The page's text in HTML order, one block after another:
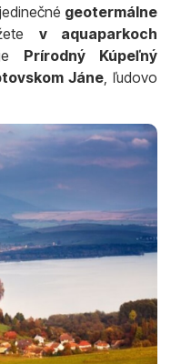
geotermálne
v aquaparkoch
Prírodný Kúpeľný
Jáne , ľudovo